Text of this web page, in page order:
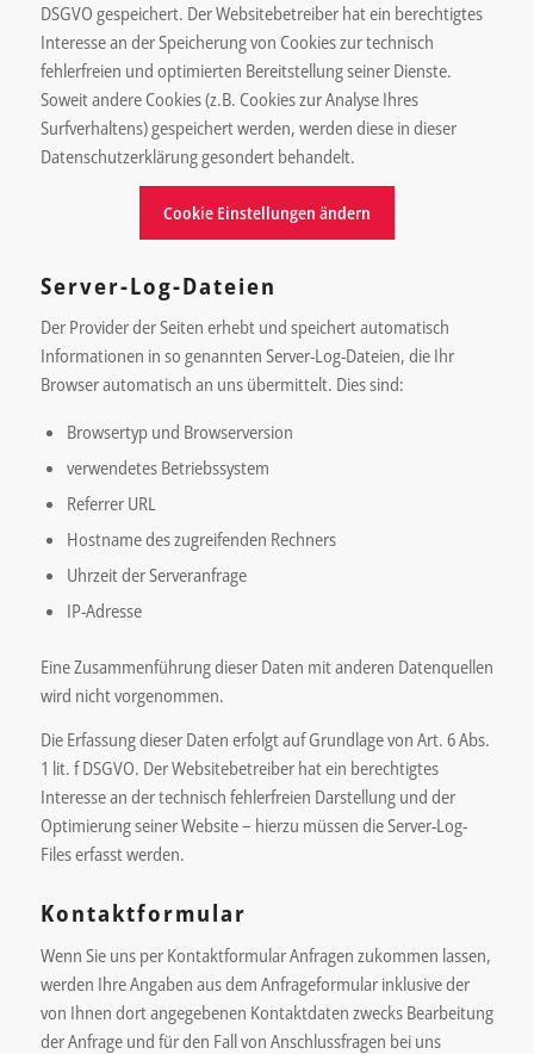
DSGVO gespeichert. Der Websitebetreiber hat ein berechtigtes
Interesse an der Speicherung von Cookies zur technisch
fehlerfreien und optimierten Bereitstellung seiner Dienste.
Soweit andere Cookies (z.B. Cookies zur Analyse Ihres
Surfverhaltens) gespeichert werden, werden diese in dieser
Datenschutzerklärung gesondert behandelt.
Cookie Einstellungen ändern
Server-Log-Dateien
Der Provider der Seiten erhebt und speichert automatisch
Informationen in so genannten Server-Log-Dateien, die Ihr
Browser automatisch an uns übermittelt. Dies sind:
Browsertyp und Browserversion
verwendetes Betriebssystem
Referrer URL
Hostname des zugreifenden Rechners
Uhrzeit der Serveranfrage
IP-Adresse
Eine Zusammenführung dieser Daten mit anderen Datenquellen
wird nicht vorgenommen.
Die Erfassung dieser Daten erfolgt auf Grundlage von Art. 6 Abs.
1 lit. f DSGVO. Der Websitebetreiber hat ein berechtigtes
Interesse an der technisch fehlerfreien Darstellung und der
Optimierung seiner Website – hierzu müssen die Server-Log-
Files erfasst werden.
Kontaktformular
Wenn Sie uns per Kontaktformular Anfragen zukommen lassen,
werden Ihre Angaben aus dem Anfrageformular inklusive der
von Ihnen dort angegebenen Kontaktdaten zwecks Bearbeitung
der Anfrage und für den Fall von Anschlussfragen bei uns